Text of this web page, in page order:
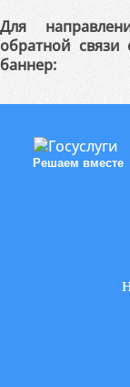
Для
обратной
баннер:
Решаем вместе